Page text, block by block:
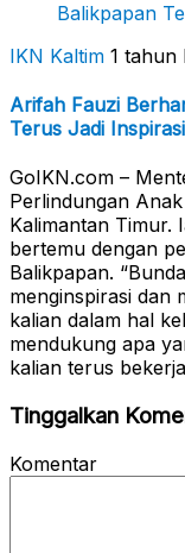
IKN Kaltim 1 tahun
Arifah Fauzi
Terus Jadi Inspirasi
GoIKN.com –
Perlindungan
Kalimantan Timur.
bertemu dengan
Balikpapan.
menginspirasi dan
kalian dalam hal
mendukung apa
kalian terus
Tinggalkan
Komentar